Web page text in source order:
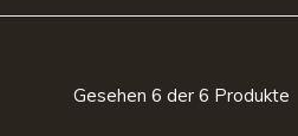
Gesehen 6 der 6 Produkte